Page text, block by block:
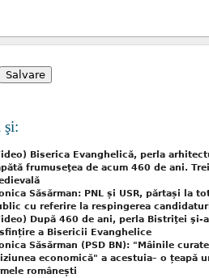
şi:
Biserica Evanghelică, perla
frumuseţea de acum 460 de ani.
Săsărman: PNL și USR, părtași la
cu referire la respingerea
După 460 de ani, perla Bistriţei şi-
a Bisericii Evanghelice
Săsărman (PSD BN): "Mâinile
economică" a acestuia– o țeapă
românești